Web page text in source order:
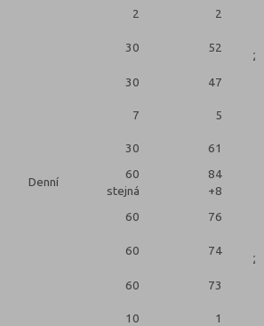
2 2
30 52
2
30 47
7 5
30 61
Denní
60
stejná
84
+8
60 76
60 74
2
60 73
10 1